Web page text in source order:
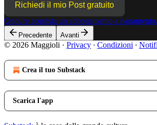
Richiedi il mio Post gratuito
Oppure acquista un abbonamento a pagamento.
Precedente Avanti
© 2026 Maggioli · Privacy ∙ Condizioni ∙
Crea il tuo Substack
Scarica l'app